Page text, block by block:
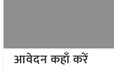
आवेदन कहाँ करें